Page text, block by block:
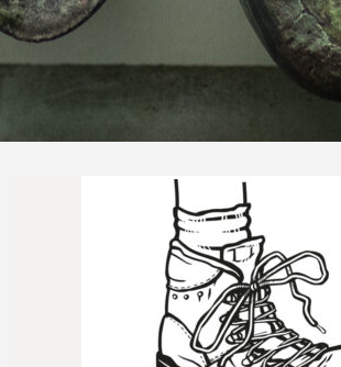
Naprawimy Twoje buty
Jeszcze...